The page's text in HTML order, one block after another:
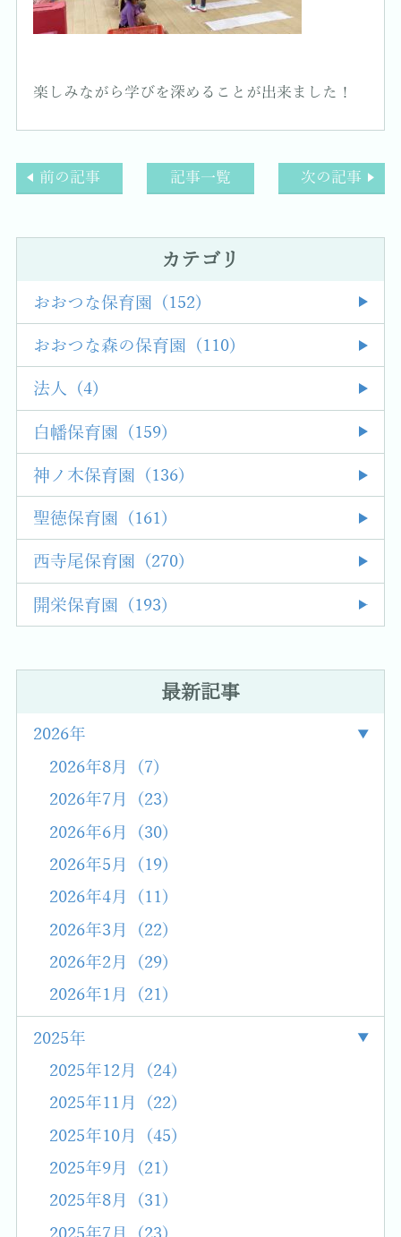
楽しみながら学びを深めることが出来ました！
前の記事 記事一覧 次の記事
カテゴリ
おおつな保育園 (152)
おおつな森の保育園 (110)
法人 (4)
白幡保育園 (159)
神ノ木保育園 (136)
聖徳保育園 (161)
西寺尾保育園 (270)
開栄保育園 (193)
最新記事
2026年
2026年8月 (7)
2026年7月 (23)
2026年6月 (30)
2026年5月 (19)
2026年4月 (11)
2026年3月 (22)
2026年2月 (29)
2026年1月 (21)
2025年
2025年12月 (24)
2025年11月 (22)
2025年10月 (45)
2025年9月 (21)
2025年8月 (31)